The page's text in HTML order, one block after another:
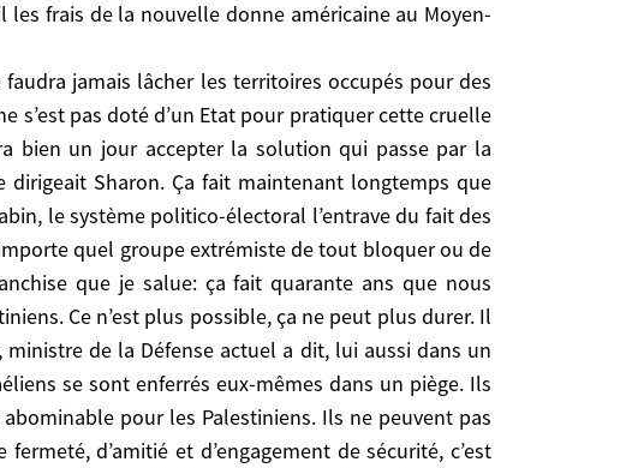
frais de la nouvelle donne américaine au Moyen-
jamais lâcher les territoires occupés pour des
s’est pas doté d’un Etat pour pratiquer cette cruelle
bien un jour accepter la solution qui passe par la
Sharon. Ça fait maintenant longtemps que
le système politico-électoral l’entrave du fait des
quel groupe extrémiste de tout bloquer ou de
que je salue: ça fait quarante ans que nous
Ce n’est plus possible, ça ne peut plus durer. Il
de la Défense actuel a dit, lui aussi dans un
se sont enferrés eux-mêmes dans un piège. Ils
pour les Palestiniens. Ils ne peuvent pas
d’amitié et d’engagement de sécurité, c’est
accepter la solution qui passe par la création d’un Etat
longtemps que l’opinion israélienne est prête à
du fait des effets dévastateurs de son système
ou de pratiquer du chantage o tout propos. Olmert
sans cesse tous les prétextes pour ne jamais faire
des concessions sur le plan territorial, y compris
on a eu bien tort de jouer le Hamas contre l’OLP.
la situation est détestable pour eux-mêmes sur le plan
au monde qui puisse les y aider, avec un mélange
qu’ancien ministre français des Affaires étrangères, mais
à terroriser si longtemps les Européens qui du coup ont
étrangère américaine sous Bush sur cette droite
extraordinairement courageuse et intelligente la
de résoudre ce problème si dangereux. Il me semble
également de la communauté juive française et dans